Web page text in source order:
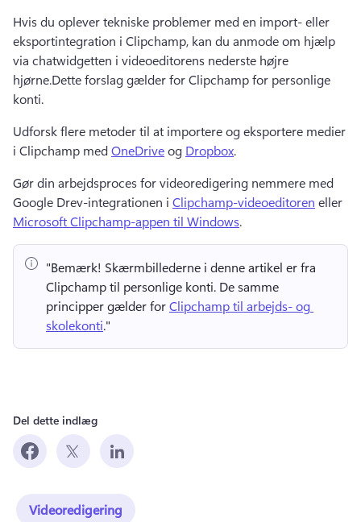
Hvis du oplever tekniske problemer med en import- eller
eksportintegration i Clipchamp, kan du anmode om hjælp
via chatwidgetten i videoeditorens nederste højre
hjørne.Dette forslag gælder for Clipchamp for personlige
konti.
Udforsk flere metoder til at importere og eksportere medier
i Clipchamp med OneDrive og Dropbox.
Gør din arbejdsproces for videoredigering nemmere med
Google Drev-integrationen i Clipchamp-videoeditoren eller
Microsoft Clipchamp-appen til Windows.
"Bemærk! Skærmbillederne i denne artikel er fra
Clipchamp til personlige konti. De samme
principper gælder for Clipchamp til arbejds- og
skolekonti."
Del dette indlæg
Videoredigering